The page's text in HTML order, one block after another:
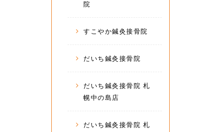
院
すこやか鍼灸接骨院
だいち鍼灸接骨院
だいち鍼灸接骨院 札
幌中の島店
だいち鍼灸接骨院 札